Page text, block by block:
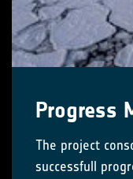
Progress
The project
successfull